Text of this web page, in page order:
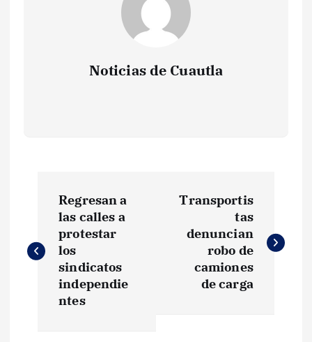
Noticias de Cuautla
v
Regresan a
las calles a
protestar
los
sindicatos
independie
ntes
Transportis
tas
denuncian
robo de
camiones
de carga